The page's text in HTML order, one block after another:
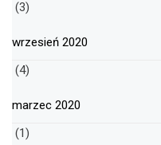
(3)
wrzesień 2020
(4)
marzec 2020
(1)